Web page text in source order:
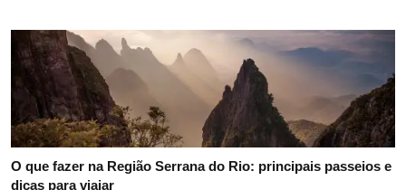
O que fazer na Região Serrana do Rio: principais passeios e
dicas para viajar